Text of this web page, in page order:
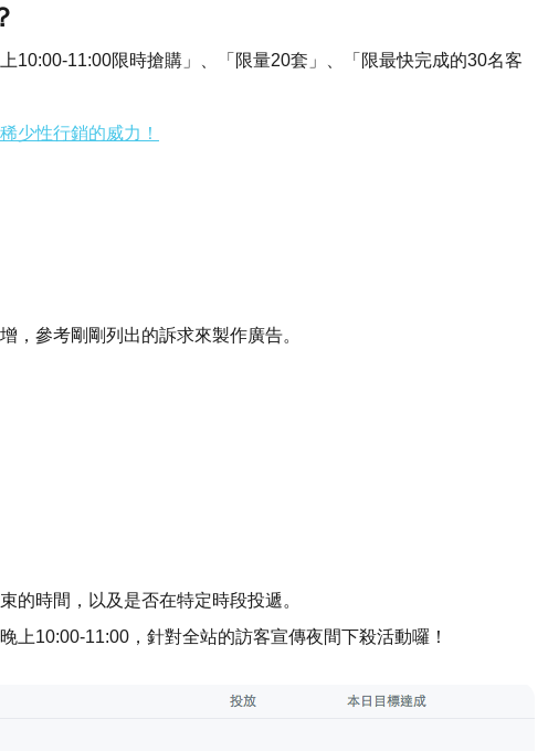
10:00-11:00限時搶購」、「限量20套」、「限最快完成的30名客
少性行銷的威力！
，參考剛剛列出的訴求來製作廣告。
的時間，以及是否在特定時段投遞。
上10:00-11:00，針對全站的訪客宣傳夜間下殺活動囉！